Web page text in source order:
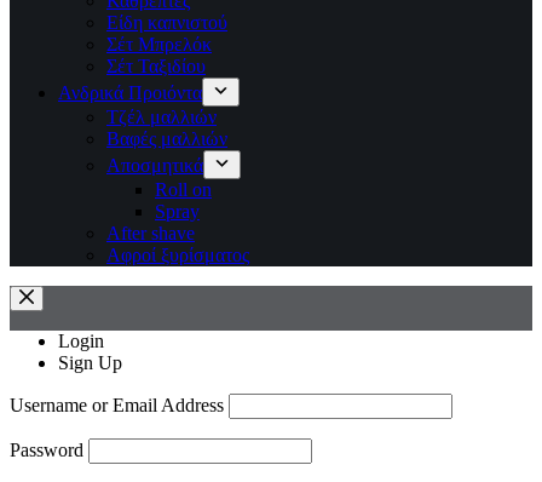
Είδη καπνιστού
Σέτ Μπρελόκ
Σέτ Ταξιδίου
Ανδρικά Προιόντα
Τζέλ μαλλιών
Βαφές μαλλιών
Αποσμητικά
Roll on
Spray
After shave
Αφροί ξυρίσματος
Login
Sign Up
Username or Email Address
Password